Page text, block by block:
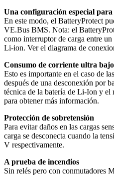
Una configuración especial
En este modo, el BatteryProtect
VE.Bus BMS. Nota: el
como interruptor de carga entre
Li-ion. Ver el diagrama de
Consumo de corriente ultra bajo
Esto es importante en el caso de
después de una desconexión por
técnica de la batería de Li-Ion y
para obtener más información.
Protección de sobretensión
Para evitar daños en las cargas
carga se desconecta cuando la
V respectivamente.
A prueba de incendios
Sin relés pero con conmutadores